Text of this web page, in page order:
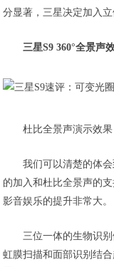
分显著，三星决定加入
三星S9 360°全景声
杜比全景声演示效果
我们可以清楚的体
的加入和杜比全景声的
影音娱乐的提升非常大。
三位一体的生物识
虹膜扫描和面部识别结